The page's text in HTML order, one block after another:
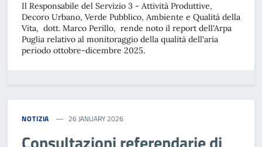
Il Responsabile del Servizio 3 - Attività Produttive,
Decoro Urbano, Verde Pubblico, Ambiente e Qualità della
Vita, dott. Marco Perillo, rende noto il report dell'Arpa
Puglia relativo al monitoraggio della qualità dell'aria
periodo ottobre-dicembre 2025.
NOTIZIA 26 JANUARY 2026